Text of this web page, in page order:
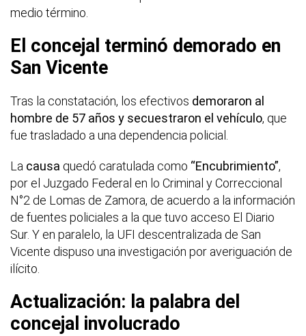
medio término.
El concejal terminó demorado en
San Vicente
Tras la constatación, los efectivos demoraron al
hombre de 57 años y secuestraron el vehículo, que
fue trasladado a una dependencia policial.
La causa quedó caratulada como “Encubrimiento”,
por el Juzgado Federal en lo Criminal y Correccional
N°2 de Lomas de Zamora, de acuerdo a la información
de fuentes policiales a la que tuvo acceso El Diario
Sur. Y en paralelo, la UFI descentralizada de San
Vicente dispuso una investigación por averiguación de
ilícito.
Actualización: la palabra del
concejal involucrado